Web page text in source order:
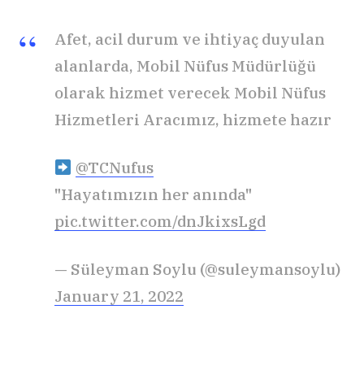
Afet, acil durum ve ihtiyaç duyulan
alanlarda, Mobil Nüfus Müdürlüğü
olarak hizmet verecek Mobil Nüfus
Hizmetleri Aracımız, hizmete hazır
@TCNufus
"Hayatımızın her anında"
pic.twitter.com/dnJkixsLgd
— Süleyman Soylu (@suleymansoylu)
January 21, 2022